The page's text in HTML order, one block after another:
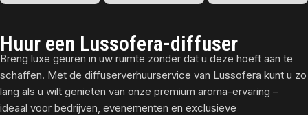
Huur een Lussofera-diffuser
Breng luxe geuren in uw ruimte zonder dat u deze hoeft aan te
schaffen. Met de diffuserverhuurservice van Lussofera kunt u zo
lang als u wilt genieten van onze premium aroma-ervaring –
ideaal voor bedrijven, evenementen en exclusieve